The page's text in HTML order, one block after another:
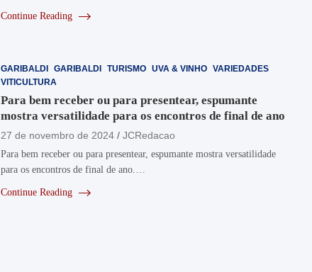
Continue Reading
GARIBALDI GARIBALDI TURISMO UVA & VINHO VARIEDADES
VITICULTURA
Para bem receber ou para presentear, espumante
mostra versatilidade para os encontros de final de ano
27 de novembro de 2024 JCRedacao
Para bem receber ou para presentear, espumante mostra versatilidade
para os encontros de final de ano.…
Continue Reading